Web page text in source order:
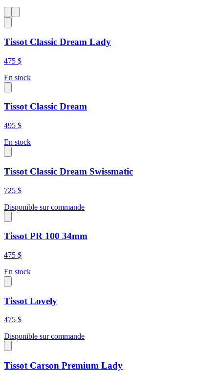
Tissot Classic Dream Lady
475 $
En stock
Tissot Classic Dream
495 $
En stock
Tissot Classic Dream Swissmatic
725 $
Disponible sur commande
Tissot PR 100 34mm
475 $
En stock
Tissot Lovely
475 $
Disponible sur commande
Tissot Carson Premium Lady